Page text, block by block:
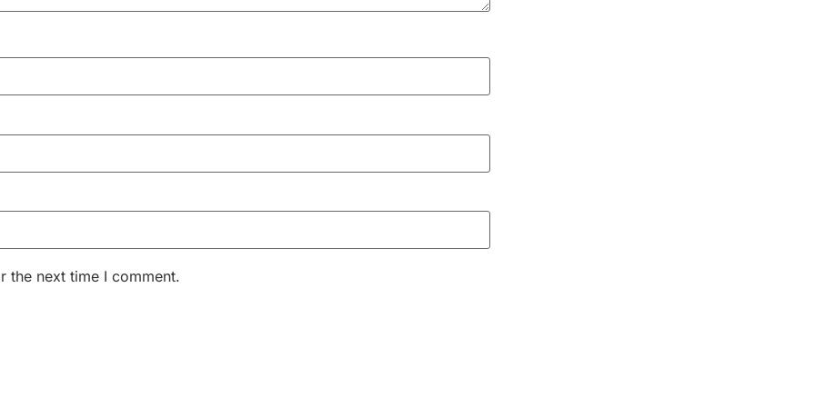
the next time I comment.